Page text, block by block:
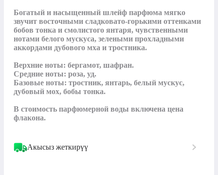
Богатый и насыщенный шлейф парфюма мягко
звучит восточными сладковато-горькими оттенками
бобов тонка и смолистого янтаря, чувственными
нотами белого мускуса, зелеными прохладными
аккордами дубового мха и тростника.
Верхние ноты: бергамот, шафран.
Средние ноты: роза, уд.
Базовые ноты: тростник, янтарь, белый мускус,
дубовый мох, бобы тонка.
В стоимость парфюмерной воды включена цена
флакона.
Акысыз жеткирүү